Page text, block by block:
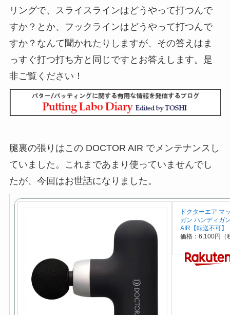
リングで、スライスラインはどうやって打つんで
すか？とか、フックラインはどうやって打つんで
すか？なんて聞かれたりしますが、その答えはま
っすぐ打つ打ち方と同じですとお答えします。是
非ご覧ください！
腿裏の張りはこの DOCTOR AIR でメンテナンスし
ていました。これまであまり使っていませんでし
たが、今回はお世話になりました。
ドクターエア マ
ガン ハンディガ
AIR【転送不可】
価格：6,100円（